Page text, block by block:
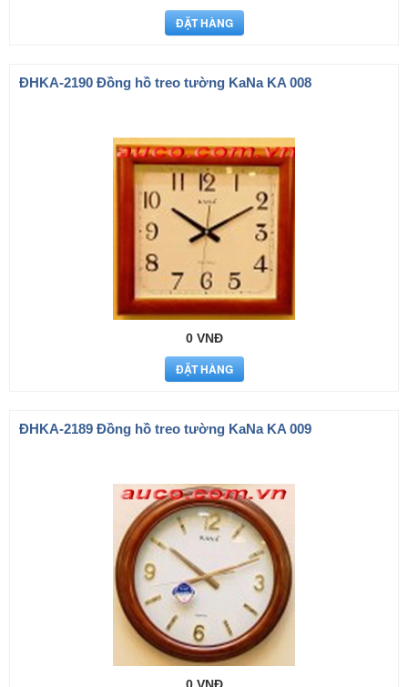
ÐHKA-2190 Đồng hồ treo tường KaNa KA 008
0 VNĐ
ÐHKA-2189 Đồng hồ treo tường KaNa KA 009
0 VNĐ